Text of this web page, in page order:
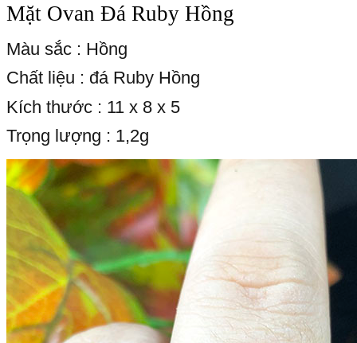
Mặt Ovan Đá Ruby Hồng
Màu sắc : Hồng
Chất liệu : đá Ruby Hồng
Kích thước : 11 x 8 x 5
Trọng lượng : 1,2g